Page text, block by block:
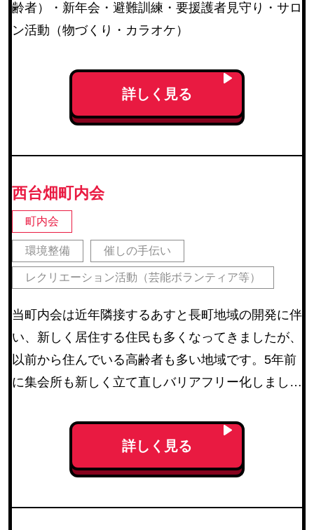
齢者）・新年会・避難訓練・要援護者見守り・サロ
ン活動（物づくり・カラオケ）
詳しく見る
西台畑町内会
町内会
環境整備 催しの手伝い
レクリエーション活動（芸能ボランティア等）
当町内会は近年隣接するあすと長町地域の開発に伴
い、新しく居住する住民も多くなってきましたが、
以前から住んでいる高齢者も多い地域です。5年前
に集会所も新しく立て直しバリアフリー化しまし
「にぎわいもりあげ隊」を中心に、健康づくり、郡
山遺跡を中心とする地域の歴史、サロンでの交流、
地域防災に関するお話、地蔵まつり、夏祭り等だれ
詳しく見る